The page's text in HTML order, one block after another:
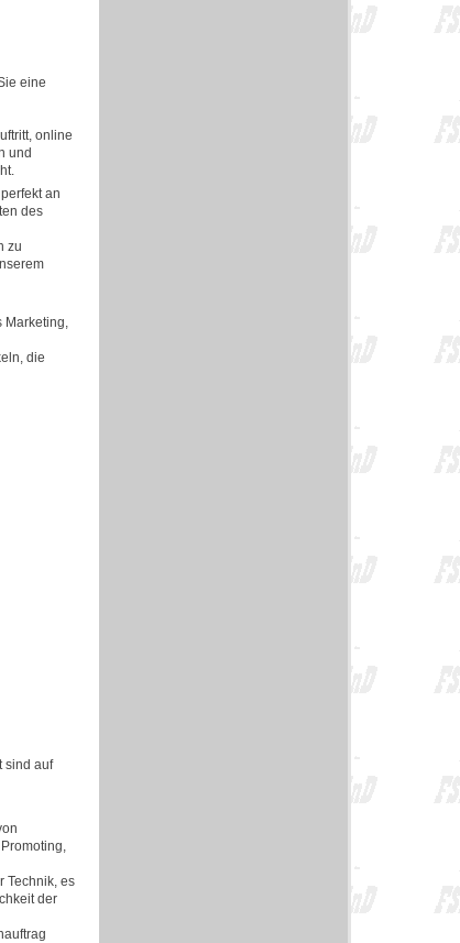
eine
online
und
an
des
zu
Marketing,
die
sind auf
Technik, es
der